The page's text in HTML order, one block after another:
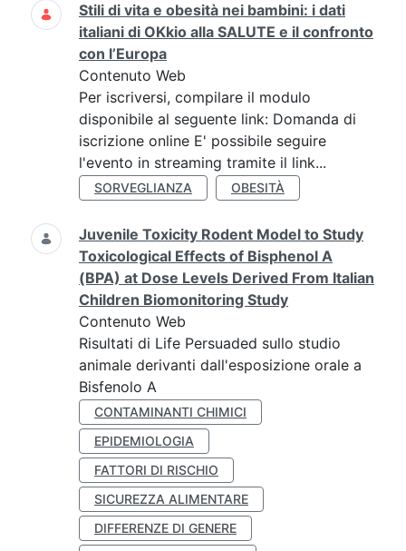
Stili di vita e obesità nei bambini: i dati
italiani di OKkio alla SALUTE e il confronto
con l’Europa
Contenuto Web
Per iscriversi, compilare il modulo
disponibile al seguente link: Domanda di
iscrizione online E' possibile seguire
l'evento in streaming tramite il link...
SORVEGLIANZA OBESITÀ
Juvenile Toxicity Rodent Model to Study
Toxicological Effects of Bisphenol A
(BPA) at Dose Levels Derived From Italian
Children Biomonitoring Study
Contenuto Web
Risultati di Life Persuaded sullo studio
animale derivanti dall'esposizione orale a
Bisfenolo A
CONTAMINANTI CHIMICI
EPIDEMIOLOGIA
FATTORI DI RISCHIO
SICUREZZA ALIMENTARE
DIFFERENZE DI GENERE